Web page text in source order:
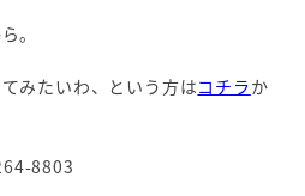
。
みたいわ、という方はコチラか
8803